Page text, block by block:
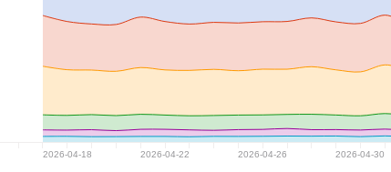
2026-04-18 2026-04-22 2026-04-26 2026-04-30